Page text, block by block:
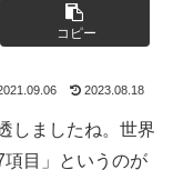
コピー
2023.08.18
しましたね。世界
目」というのが